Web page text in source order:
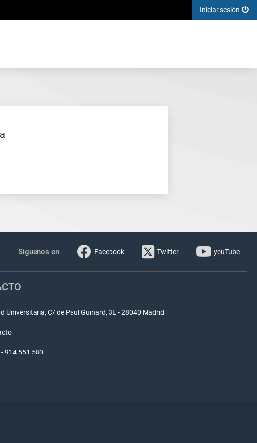
Iniciar sesión
Síguenos en Facebook Twitter youTube
Universitaria, C/ de Paul Guinard, 3E - 28040 Madrid
914 551 580